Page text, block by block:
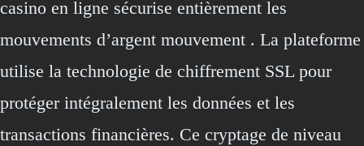
casino en ligne sécurise entièrement les
mouvements d’argent mouvement . La plateforme
utilise la technologie de chiffrement SSL pour
protéger intégralement les données et les
transactions financières. Ce cryptage de niveau